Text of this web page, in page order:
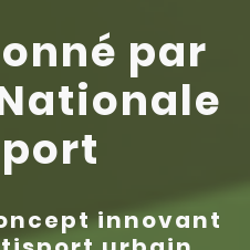
par
innovant